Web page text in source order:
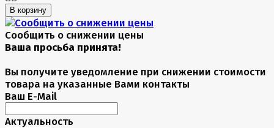
В корзину
Сообщить о снижении цены
Сообщить о снижении цены
Ваша просьба принята!
Вы получите уведомление при снижении стоимости
товара на указанные Вами контакты
Ваш E-Mail
Актуальность